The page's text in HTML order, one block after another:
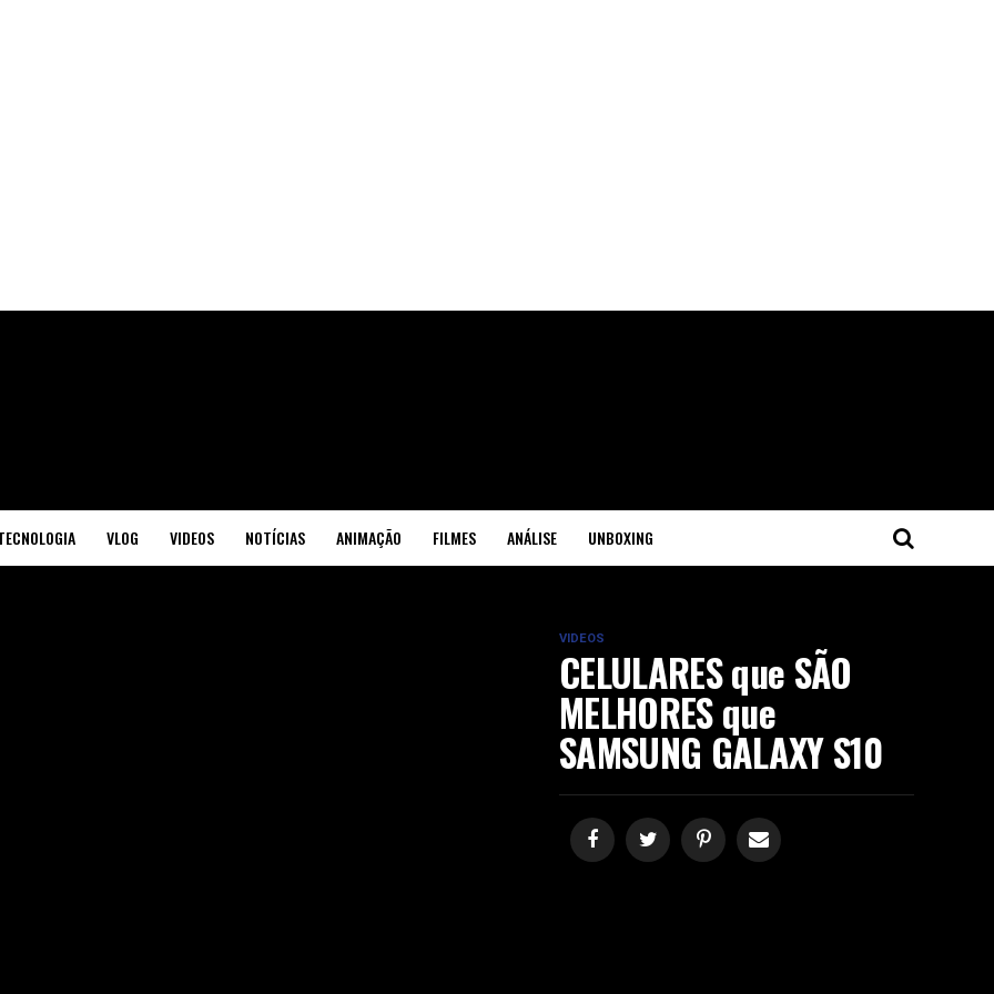
VLOG VIDEOS NOTÍCIAS ANIMAÇÃO FILMES ANÁLISE UNBOXING
VIDEOS
CELULARES que SÃO
MELHORES que
SAMSUNG GALAXY S10